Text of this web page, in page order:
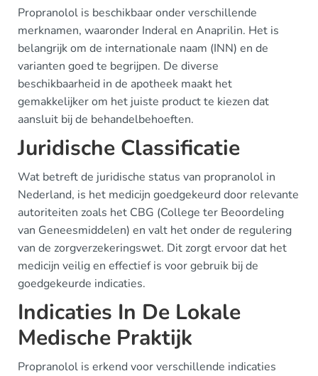
Propranolol is beschikbaar onder verschillende
merknamen, waaronder Inderal en Anaprilin. Het is
belangrijk om de internationale naam (INN) en de
varianten goed te begrijpen. De diverse
beschikbaarheid in de apotheek maakt het
gemakkelijker om het juiste product te kiezen dat
aansluit bij de behandelbehoeften.
Juridische Classificatie
Wat betreft de juridische status van propranolol in
Nederland, is het medicijn goedgekeurd door relevante
autoriteiten zoals het CBG (College ter Beoordeling
van Geneesmiddelen) en valt het onder de regulering
van de zorgverzekeringswet. Dit zorgt ervoor dat het
medicijn veilig en effectief is voor gebruik bij de
goedgekeurde indicaties.
Indicaties In De Lokale
Medische Praktijk
Propranolol is erkend voor verschillende indicaties